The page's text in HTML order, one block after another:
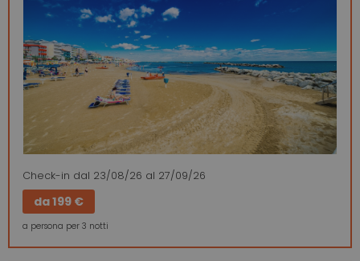
Check-in dal 23/08/26 al 27/09/26
da199 €
a persona per 3 notti